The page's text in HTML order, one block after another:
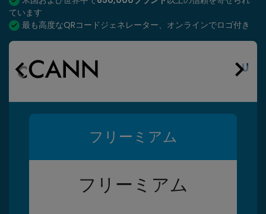
ています
最も高度なQRコードジェネレーター、オンラインでロゴ付き
フリーミアム
フリーミアム